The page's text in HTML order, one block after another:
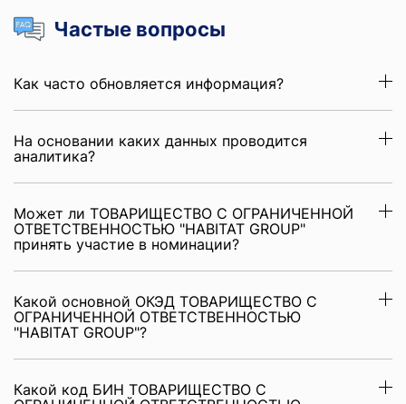
Частые вопросы
Как часто обновляется информация?
На основании каких данных проводится
аналитика?
Может ли ТОВАРИЩЕСТВО С ОГРАНИЧЕННОЙ
ОТВЕТСТВЕННОСТЬЮ "HABITAT GROUP"
принять участие в номинации?
Какой основной ОКЭД ТОВАРИЩЕСТВО С
ОГРАНИЧЕННОЙ ОТВЕТСТВЕННОСТЬЮ
"HABITAT GROUP"?
Какой код БИН ТОВАРИЩЕСТВО С